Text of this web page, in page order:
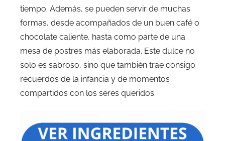
tiempo. Además, se pueden servir de muchas
formas, desde acompañados de un buen café o
chocolate caliente, hasta como parte de una
mesa de postres más elaborada. Este dulce no
solo es sabroso, sino que también trae consigo
recuerdos de la infancia y de momentos
compartidos con los seres queridos.